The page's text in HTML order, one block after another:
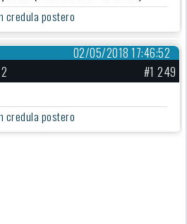
credula postero
02/05/2018 17:46:52
#1 249
credula postero